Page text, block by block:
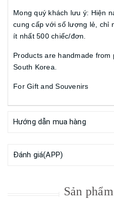
Mong quý khách lưu ý: Hiện
cung cấp với số lượng lẻ, chỉ
ít nhất 500 chiếc/đơn.
Products are handmade from
South Korea.
For Gift and Souvenirs
Hướng dẫn mua hàng
Đánh giá(APP)
Sản